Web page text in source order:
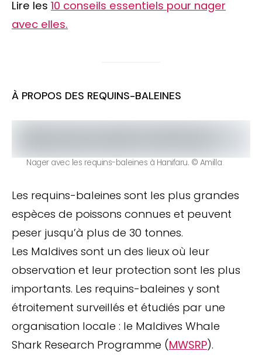
Lire les 10 conseils essentiels pour nager
avec elles.
À PROPOS DES REQUINS-BALEINES
Nager avec les requins-baleines à Hanifaru. © Amilla
Les requins-baleines sont les plus grandes
espèces de poissons connues et peuvent
peser jusqu’à plus de 30 tonnes.
Les Maldives sont un des lieux où leur
observation et leur protection sont les plus
importants. Les requins-baleines y sont
étroitement surveillés et étudiés par une
organisation locale : le Maldives Whale
Shark Research Programme (MWSRP).